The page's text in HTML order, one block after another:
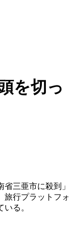
を切っ
省三亜市に殺到」
旅行プラットフォ
る。